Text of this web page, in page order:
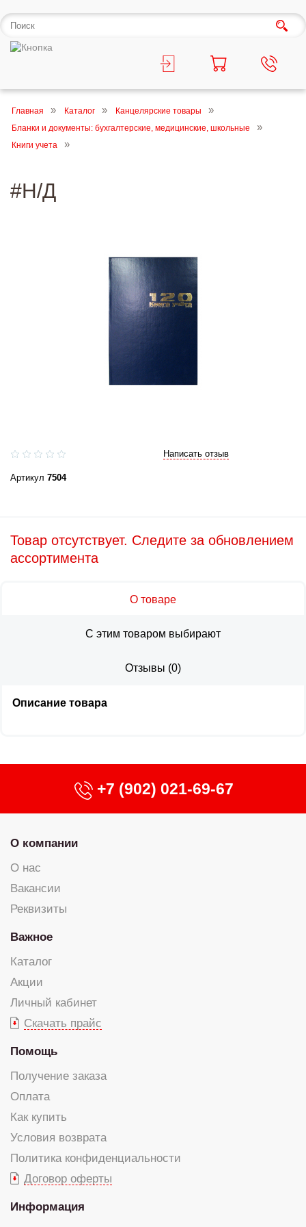
Главная Каталог
Канцелярские товары
Бланки и документы: бухгалтерские, медицинские, школьные
Книги учета
#Н/Д
Написать отзыв
Артикул 7504
Товар отсутствует. Следите за обновлением
ассортимента
О товаре
С этим товаром выбирают
Отзывы (0)
Описание товара
+7 (902) 021-69-67
О компании
О нас
Вакансии
Реквизиты
Важное
Каталог
Акции
Личный кабинет
Скачать прайс
Помощь
Получение заказа
Оплата
Как купить
Условия возврата
Политика конфиденциальности
Договор оферты
Информация